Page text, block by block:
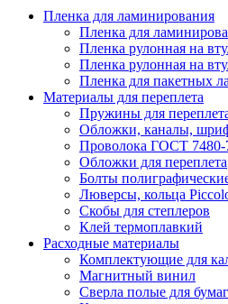
Пленка для ламинирования
Пленка для
Пленка рулонная на
Пленка рулонная на
Пленка для пакетных
Материалы для переплета
Пружины для
Обложки, каналы,
Проволока ГОСТ 7480-
Обложки для переплета
Болты
Люверсы, кольца
Скобы для степлеров
Клей термоплавкий
Расходные материалы
Комплектующие для
Магнитный винил
Сверла полые для